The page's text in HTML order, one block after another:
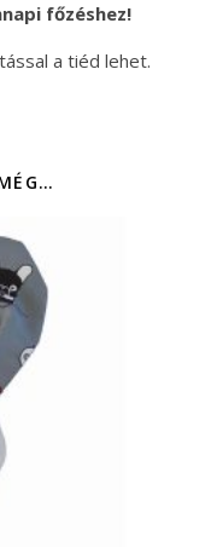
főzéshez!
a tiéd lehet.